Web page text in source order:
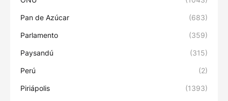
Pan de Azúcar (683)
Parlamento (359)
Paysandú (315)
Perú (2)
Piriápolis (1393)